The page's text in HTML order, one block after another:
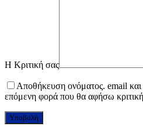
Η Κριτική σας
Αποθήκευση ονόματος. email και
επόμενη φορά που θα αφήσω